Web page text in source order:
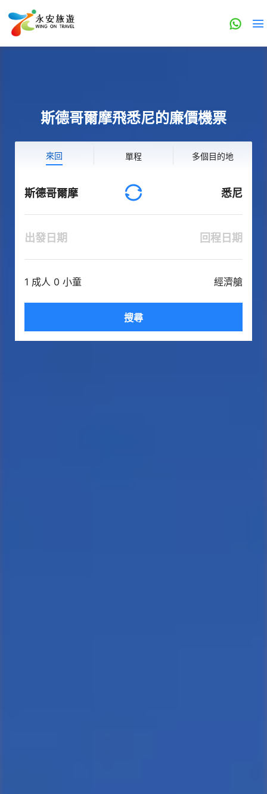
斯德哥爾摩飛悉尼的廉價機票
來回 單程 多個目的地
斯德哥爾摩 悉尼
出發日期 回程日期
1 成人 0 小童 經濟艙
搜尋